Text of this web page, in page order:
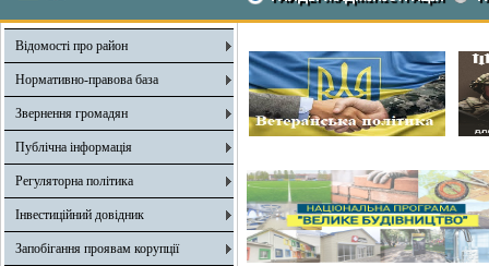
Відомості про район
Нормативно-правова база
Звернення громадян
Публічна інформація
Регуляторна політика
Інвестиційний довідник
Запобігання проявам корупції